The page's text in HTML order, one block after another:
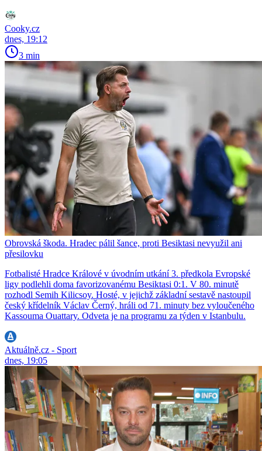
Cooky.cz
dnes, 19:12
3 min
Obrovská škoda. Hradec pálil šance, proti Besiktasi nevyužil ani
přesilovku
Fotbalisté Hradce Králové v úvodním utkání 3. předkola Evropské
ligy podlehli doma favorizovanému Besiktasi 0:1. V 80. minutě
rozhodl Semih Kilicsoy. Hosté, v jejichž základní sestavě nastoupil
český křídelník Václav Černý, hráli od 71. minuty bez vyloučeného
Kassouma Ouattary. Odveta je na programu za týden v Istanbulu.
Aktuálně.cz - Sport
dnes, 19:05